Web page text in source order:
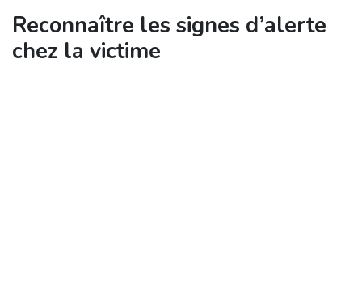
Reconnaître les signes d’alerte
chez la victime